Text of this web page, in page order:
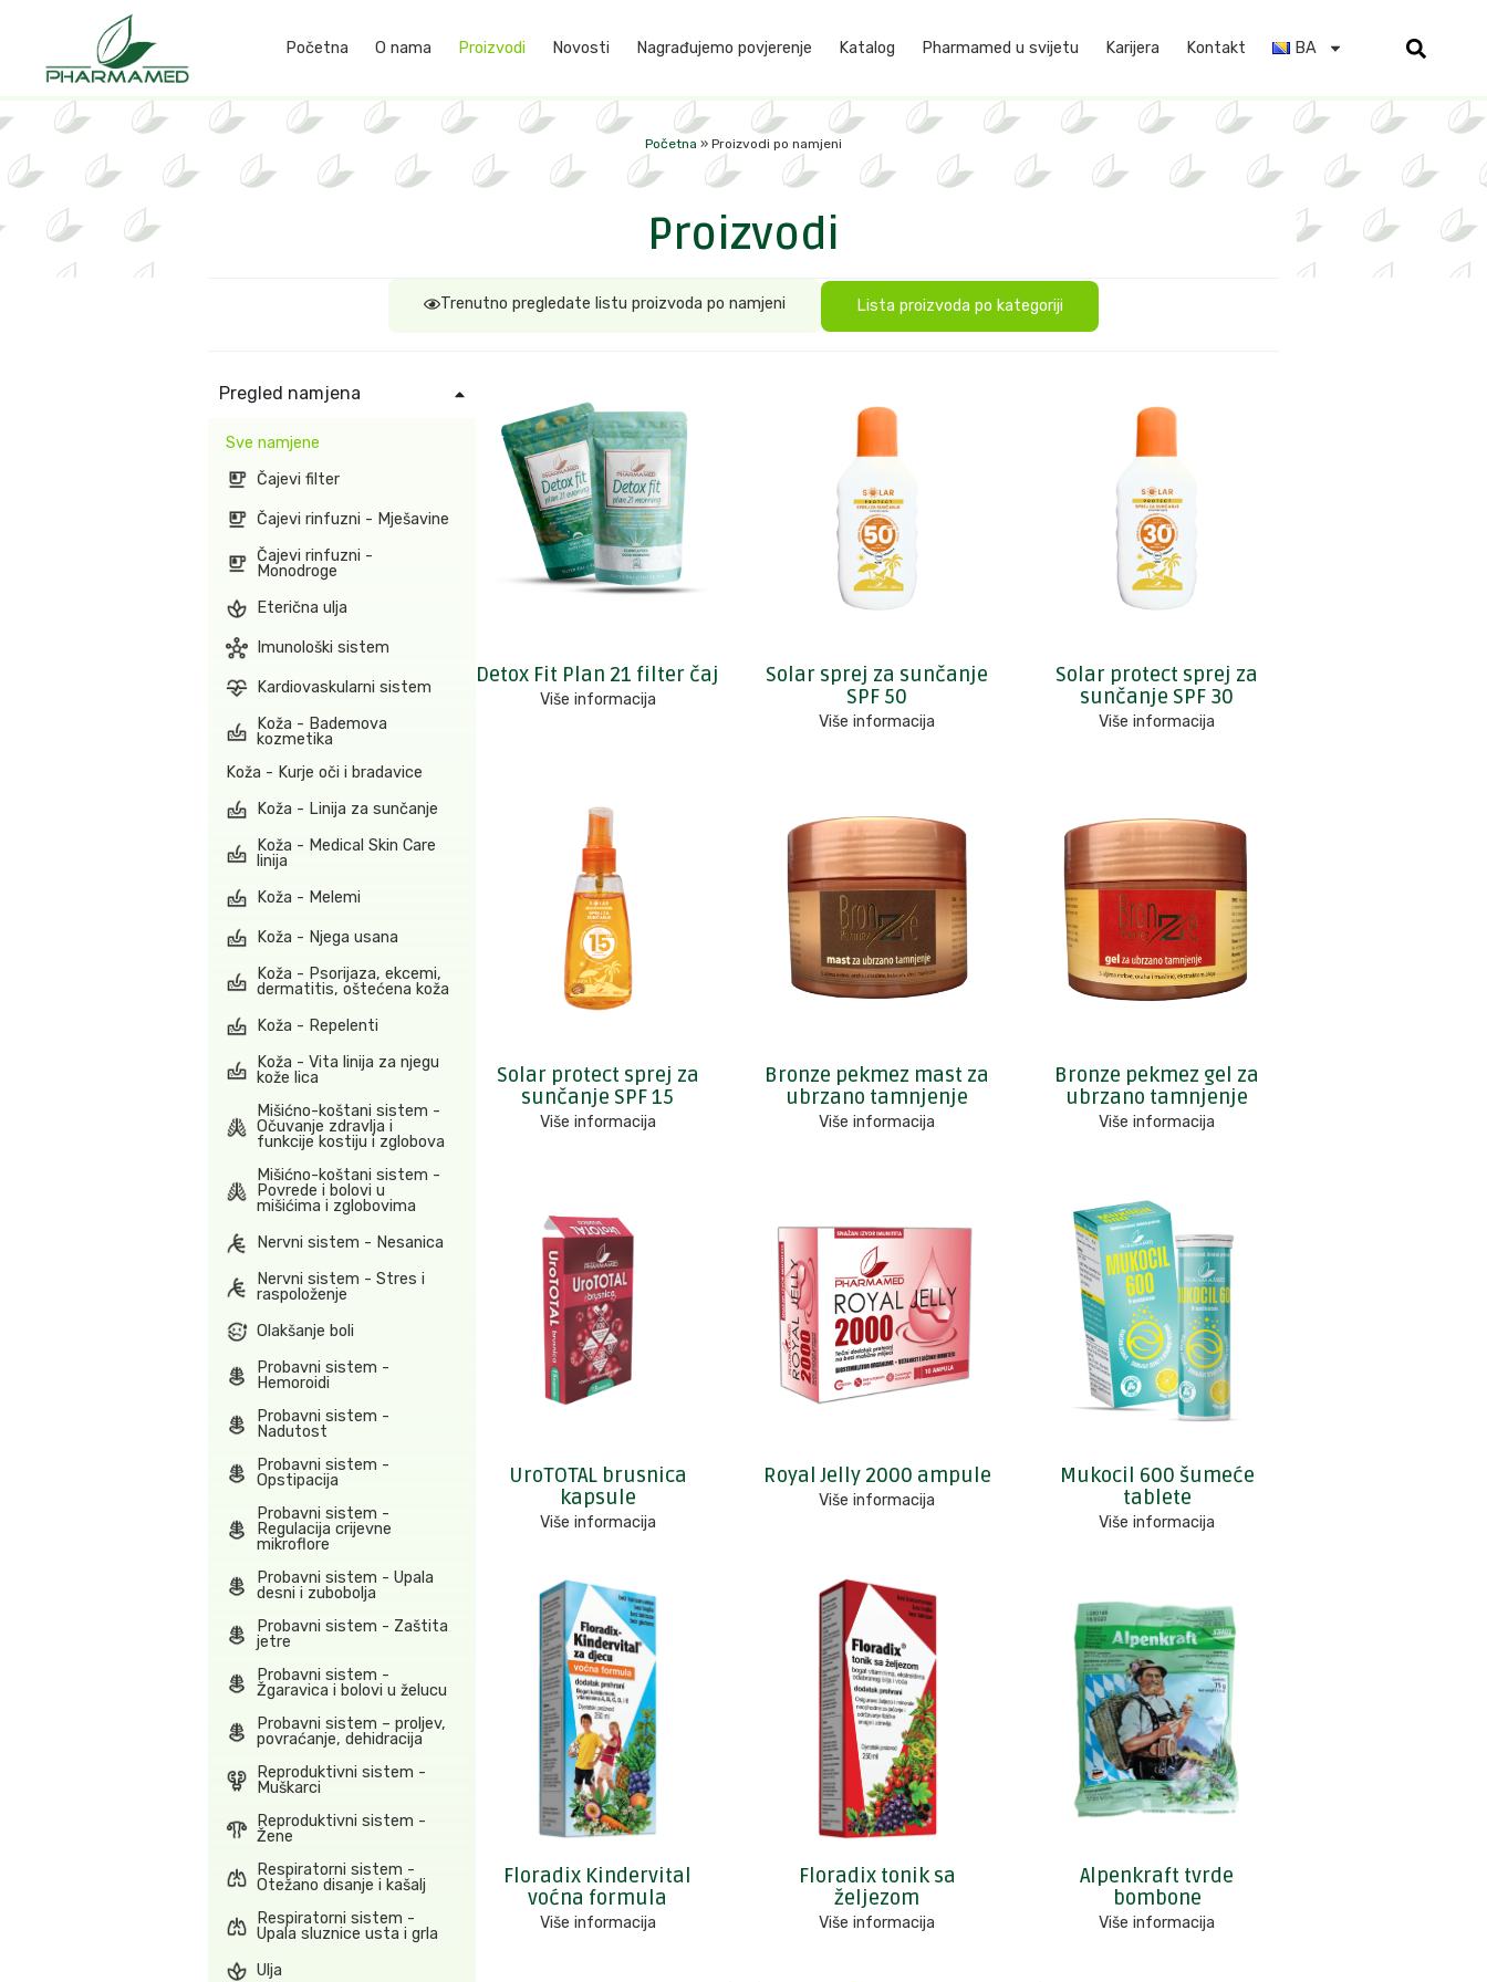
Početna O nama Proizvodi Novosti Nagrađujemo povjerenje Katalog Pharmamed u svijetu Karijera Kontakt BA
Početna » Proizvodi po namjeni
Proizvodi
Trenutno pregledate listu proizvoda po namjeni Lista proizvoda po kategoriji
Pregled namjena
Čajevi filter
Čajevi rinfuzni - Mješavine
Čajevi rinfuzni -
Monodroge
Eterična ulja
Imunološki sistem
Kardiovaskularni sistem
Koža - Bademova
kozmetika
Koža - Kurje oči i bradavice
Koža - Linija za sunčanje
Koža - Medical Skin Care
linija
Koža - Melemi
Koža - Njega usana
Koža - Psorijaza, ekcemi,
dermatitis, oštećena koža
Koža - Repelenti
Koža - Vita linija za njegu
kože lica
Mišićno-koštani sistem -
Očuvanje zdravlja i
funkcije kostiju i zglobova
Mišićno-koštani sistem -
Povrede i bolovi u
mišićima i zglobovima
Nervni sistem - Nesanica
Nervni sistem - Stres i
raspoloženje
Olakšanje boli
Probavni sistem -
Hemoroidi
Probavni sistem -
Nadutost
Probavni sistem -
Opstipacija
Probavni sistem -
Regulacija crijevne
mikroflore
Probavni sistem - Upala
desni i zubobolja
Probavni sistem - Zaštita
jetre
Probavni sistem -
Žgaravica i bolovi u želucu
Probavni sistem – proljev,
povraćanje, dehidracija
Reproduktivni sistem -
Muškarci
Reproduktivni sistem -
Žene
Respiratorni sistem -
Otežano disanje i kašalj
Respiratorni sistem -
Upala sluznice usta i grla
Ulja
Sve namjene
Detox Fit Plan 21 filter čaj
Više informacija
Solar sprej za sunčanje
SPF 50
Više informacija
Solar protect sprej za
sunčanje SPF 30
Više informacija
Solar protect sprej za
sunčanje SPF 15
Više informacija
Bronze pekmez mast za
ubrzano tamnjenje
Više informacija
Bronze pekmez gel za
ubrzano tamnjenje
Više informacija
UroTOTAL brusnica
kapsule
Više informacija
Royal Jelly 2000 ampule
Više informacija
Mukocil 600 šumeće
tablete
Više informacija
Floradix Kindervital
voćna formula
Više informacija
Floradix tonik sa
željezom
Više informacija
Alpenkraft tvrde
bombone
Više informacija